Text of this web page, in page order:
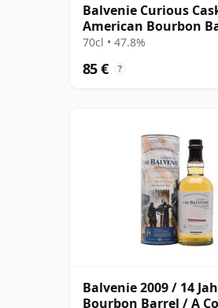
Balvenie Curious
American Bourbon
Single Mal 14 Jahre alt
70cl • 47.8%
85 € ?
Balvenie 2009 / 14
Bourbon Barrel / A